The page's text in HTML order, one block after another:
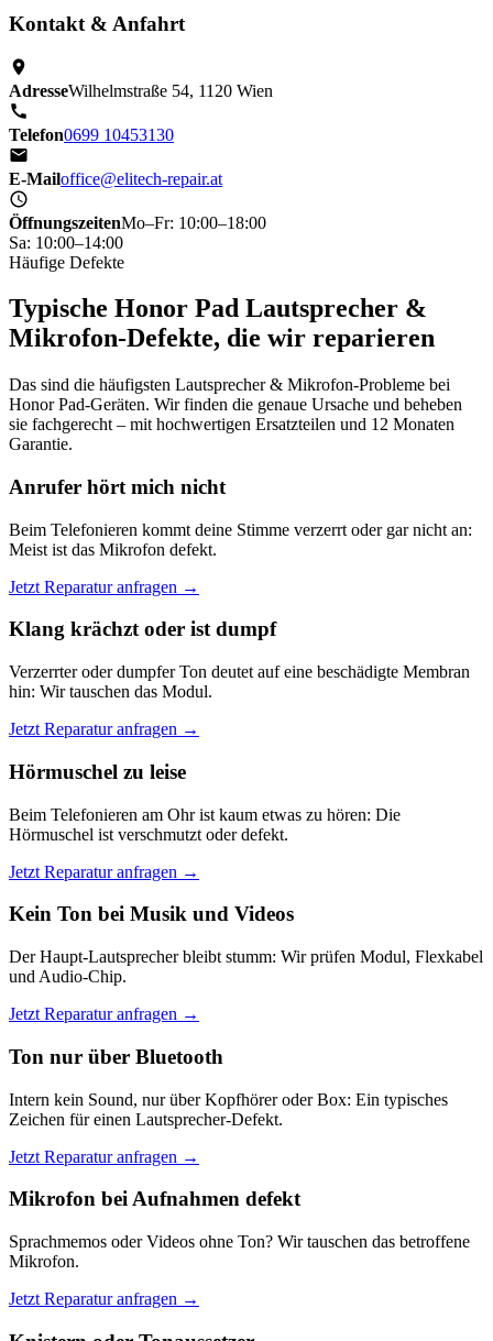
Kontakt & Anfahrt
AdresseWilhelmstraße 54, 1120 Wien
Telefon0699 10453130
E-Mailoffice@elitech-repair.at
ÖffnungszeitenMo–Fr: 10:00–18:00
Sa: 10:00–14:00
Häufige Defekte
Typische Honor Pad Lautsprecher &
Mikrofon-Defekte, die wir reparieren
Das sind die häufigsten Lautsprecher & Mikrofon-Probleme bei
Honor Pad-Geräten. Wir finden die genaue Ursache und beheben
sie fachgerecht – mit hochwertigen Ersatzteilen und 12 Monaten
Garantie.
Anrufer hört mich nicht
Beim Telefonieren kommt deine Stimme verzerrt oder gar nicht an:
Meist ist das Mikrofon defekt.
Jetzt Reparatur anfragen →
Klang krächzt oder ist dumpf
Verzerrter oder dumpfer Ton deutet auf eine beschädigte Membran
hin: Wir tauschen das Modul.
Jetzt Reparatur anfragen →
Hörmuschel zu leise
Beim Telefonieren am Ohr ist kaum etwas zu hören: Die
Hörmuschel ist verschmutzt oder defekt.
Jetzt Reparatur anfragen →
Kein Ton bei Musik und Videos
Der Haupt-Lautsprecher bleibt stumm: Wir prüfen Modul, Flexkabel
und Audio-Chip.
Jetzt Reparatur anfragen →
Ton nur über Bluetooth
Intern kein Sound, nur über Kopfhörer oder Box: Ein typisches
Zeichen für einen Lautsprecher-Defekt.
Jetzt Reparatur anfragen →
Mikrofon bei Aufnahmen defekt
Sprachmemos oder Videos ohne Ton? Wir tauschen das betroffene
Mikrofon.
Jetzt Reparatur anfragen →